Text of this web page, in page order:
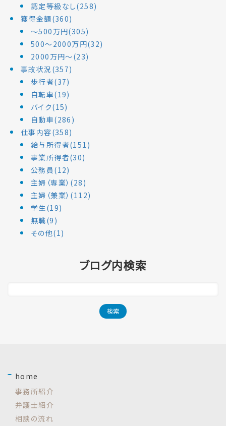
認定等級なし(258)
獲得金額(360)
～500万円(305)
500～2000万円(32)
2000万円～(23)
事故状況(357)
歩行者(37)
自転車(19)
バイク(15)
自動車(286)
仕事内容(358)
給与所得者(151)
事業所得者(30)
公務員(12)
主婦（専業）(28)
主婦（兼業）(112)
学生(19)
無職(9)
その他(1)
ブログ内検索
home
事務所紹介
弁護士紹介
相談の流れ